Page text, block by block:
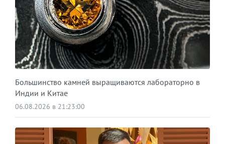
Большинство камней выращиваются лабораторно в
Индии и Китае
06.08.2026 в 21:23:00